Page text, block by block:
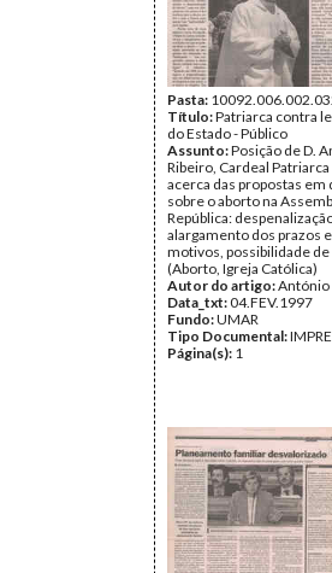
Pasta:
Título:Patriarca contra
do Estado - Público
Assunto:Posição de D.
Ribeiro, Cardeal Patriarca
acerca das propostas em
sobre o aborto na
República:
alargamento dos prazos
motivos, possibilidade
(Aborto, Igreja Católica)
Autor do artigo:
Data_txt:04.FEV.1997
Fundo:UMAR
Tipo Documental:
Página(s): 1